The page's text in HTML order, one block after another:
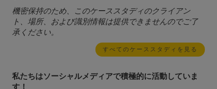
機密保持のため、このケーススタディのクライアン
ト、場所、および識別情報は提供できませんのでご了
承ください。
すべてのケーススタディを見る
私たちはソーシャルメディアで積極的に活動していま
す！